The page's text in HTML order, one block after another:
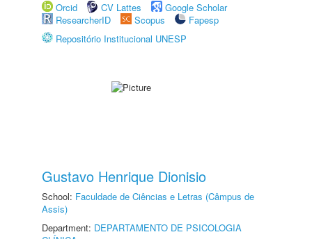
Orcid
CV Lattes
Google Scholar
ResearcherID
Scopus
Fapesp
Repositório Institucional UNESP
Gustavo Henrique Dionisio
School: Faculdade de Ciências e Letras (Câmpus de
Assis)
Department: DEPARTAMENTO DE PSICOLOGIA